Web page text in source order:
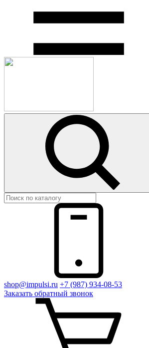
shop@impulsi.ru +7 (987) 934-08-53
Заказать обратный звонок